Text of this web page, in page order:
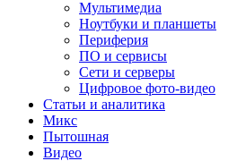
Мультимедиа
Ноутбуки и планшеты
Периферия
ПО и сервисы
Сети и серверы
Цифровое фото-видео
Статьи и аналитика
Микс
Пытошная
Видео